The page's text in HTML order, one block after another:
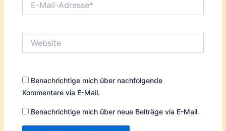
Mail-
Benachrichtige mich über nachfolgende
Kommentare via E-Mail.
Benachrichtige mich über neue Beiträge via E-Mail.